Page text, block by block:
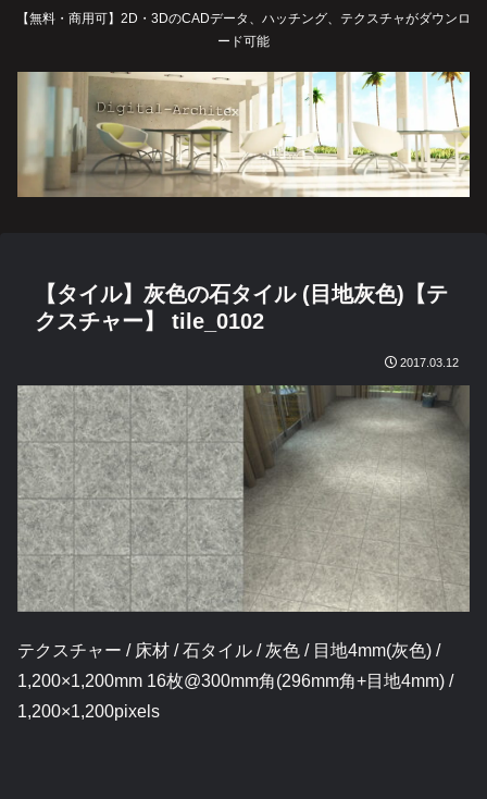
【無料・商用可】2D・3DのCADデータ、ハッチング、テクスチャがダウンロ
ード可能
【タイル】灰色の石タイル (目地灰色)【テ
クスチャー】 tile_0102
2017.03.12
テクスチャー / 床材 / 石タイル / 灰色 / 目地4mm(灰色) /
1,200×1,200mm 16枚@300mm角(296mm角+目地4mm) /
1,200×1,200pixels